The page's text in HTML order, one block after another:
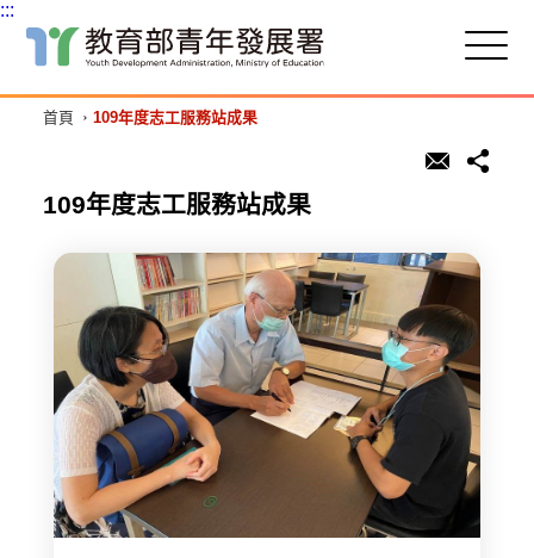
主
要
塊
:::
首頁 109年度志工服務站成果
109年度志工服務站成果